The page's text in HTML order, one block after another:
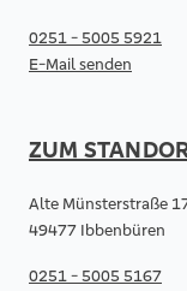
0251 - 5005 5921
E-Mail senden
ZUM
Alte Münsterstraße
49477 Ibbenbüren
0251 - 5005 5167